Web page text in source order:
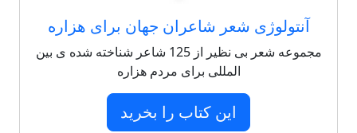
آنتولوژی شعر شاعران جهان برای هزاره
مجموعه شعر بی نظیر از 125 شاعر شناخته شده ی بین
المللی برای مردم هزاره
این کتاب را بخرید